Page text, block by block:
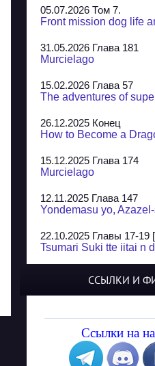
05.07.2026 Том 7.
Front mission dog life
31.05.2026 Глава 181
Murcielago
15.02.2026 Глава 57
The adventures of
26.12.2025 Конец
How to Become a
15.12.2025 Глава 174
Murcielago
12.11.2025 Глава 147
Yondemasu yo,
22.10.2025 Главы 17-19
Tsumari Suki tte iitai n
Jungle Juice
Yozakura Shijuusou
08.08.2025 Глава 50
A Compendium of
ССЫЛКИ И
Ссылки на